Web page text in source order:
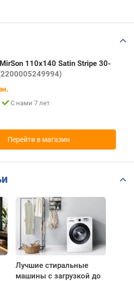
110х140 Satin Stripe 30-
С нами 7 лет
Перейти в магазин
Лучшие стиральные
машины с загрузкой до